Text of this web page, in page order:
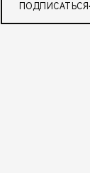
ПОДПИСАТЬСЯ